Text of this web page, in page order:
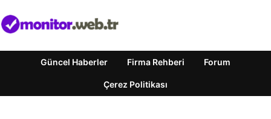
Güncel Haberler Firma Rehberi Forum
Çerez Politikası